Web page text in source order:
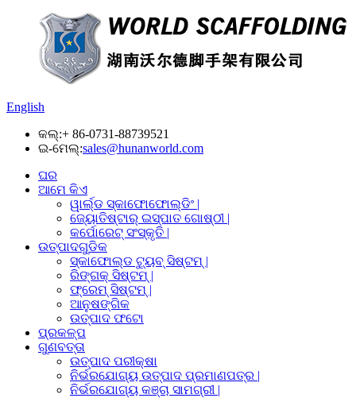
English
କଲ୍:+ 86-0731-88739521
ଇ-ମେଲ୍:sales@hunanworld.com
ଘର
ଆମେ କିଏ
ୱାର୍ଲ୍ଡ ସ୍କାଫୋଫୋଲ୍ଡିଂ |
ଜ୍ୟୋତିଷ୍ଟାର୍ ଇସ୍ପାତ ଗୋଷ୍ଠୀ |
କର୍ପୋରେଟ୍ ସଂସ୍କୃତି |
ଉତ୍ପାଦଗୁଡିକ
ସ୍କାଫୋଲ୍ଡ ଟ୍ୟୁବ୍ ସିଷ୍ଟମ୍ |
ରିଙ୍ଗକ୍ ସିଷ୍ଟମ୍ |
ଫ୍ରେମ୍ ସିଷ୍ଟମ୍ |
ଆନୁଷଙ୍ଗିକ
ଉତ୍ପାଦ ଫଟୋ
ପ୍ରକଳ୍ପ
ଗୁଣବତ୍ତା
ଉତ୍ପାଦ ପରୀକ୍ଷା
ନିର୍ଭରଯୋଗ୍ୟ ଉତ୍ପାଦ ପ୍ରମାଣପତ୍ର |
ନିର୍ଭରଯୋଗ୍ୟ କଞ୍ଚା ସାମଗ୍ରୀ |